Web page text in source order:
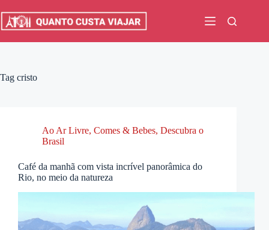
para
Tag cristo
Ao Ar Livre, Comes & Bebes, Descubra o
Brasil
Café da manhã com vista incrível panorâmica do
Rio, no meio da natureza